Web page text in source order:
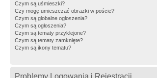
Czym są uśmieszki?
Czy mogę umieszczać obrazki w poście?
Czym są globalne ogłoszenia?
Czym są ogłoszenia?
Czym są tematy przyklejone?
Czym są tematy zamknięte?
Czym są ikony tematu?
Problemy Logowania i Rejestracji